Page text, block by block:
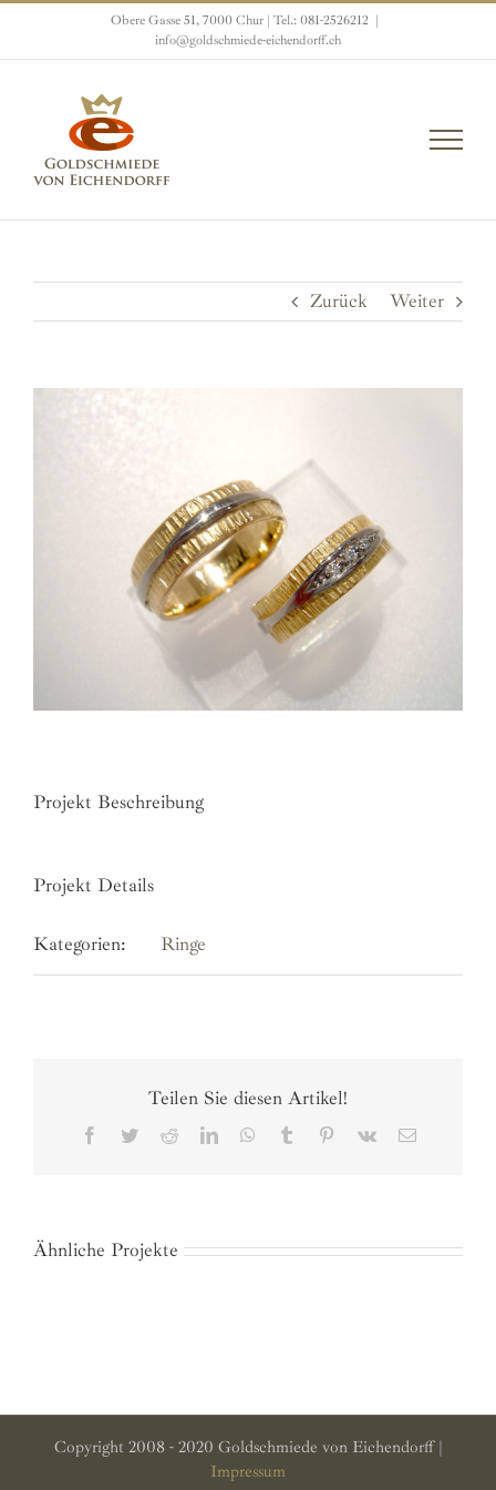
Obere Gasse 51, 7000 Chur | Tel.: 081-2526212 |
info@goldschmiede-eichendorff.ch
Zurück Weiter
Projekt Beschreibung
Projekt Details
Kategorien: Ringe
Teilen Sie diesen Artikel!
Facebook
TwitterRedditLinkedInWhatsApp
Tumblr Pinterest
Vk
E-
Ähnliche Projekte
Copyright 2008 - 2020 Goldschmiede von Eichendorff |
Impressum